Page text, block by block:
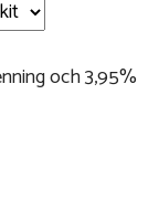
och 3,95%